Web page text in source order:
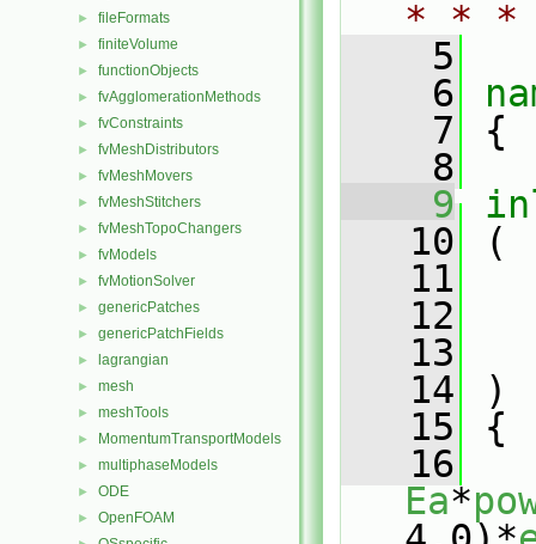
► fileFormats
► finiteVolume
► functionObjects
► fvAgglomerationMethods
► fvConstraints
► fvMeshDistributors
► fvMeshMovers
► fvMeshStitchers
► fvMeshTopoChangers
► fvModels
► fvMotionSolver
► genericPatches
► genericPatchFields
► lagrangian
► mesh
► meshTools
► MomentumTransportModels
► multiphaseModels
► ODE
► OpenFOAM
* *
    5
    6
    7
{
    8
    9
   10
(
   11
   12
   13
   14
)
   15
{
   16
Ea*